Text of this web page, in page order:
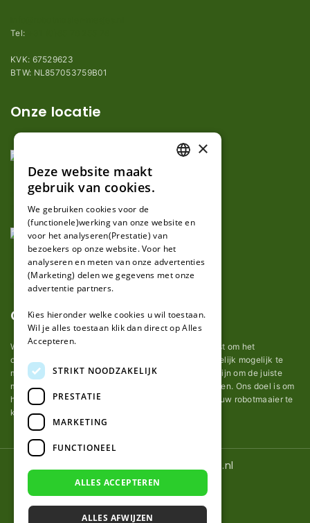
Tel:
KVK: 67529623
BTW: NL857053759B01
Onze locatie
Over ons
Wij van robotmaaier-mesjes.nl doen ons uiterste best om het
onderhoud van robot grasmaaier mesjes zo gemakkelijk mogelijk te
maken. Uit ervaring merkten we hoe lastig het kan zijn om de juiste
messen voor een automatische grasmachine te vinden. Ons doel is om
het u makkelijk te maken om de goede mesjes voor uw robotmaaier te
kopen.
© 2026 Robotmaaier-mesjes.nl
GERMAN
×
Deze website maakt
gebruik van cookies.
We gebruiken cookies voor de
(functionele)werking van onze website en
voor het analyseren(Prestatie) van
bezoekers op onze website. Voor het
analyseren en meten van onze advertenties
(Marketing) delen we gegevens met onze
advertentie partners.
Kies hieronder welke cookies u wil toestaan.
Wil je alles toestaan klik dan direct op Alles
Accepteren.
STRIKT NOODZAKELIJK
PRESTATIE
MARKETING
FUNCTIONEEL
ALLES ACCEPTEREN
ALLES AFWIJZEN